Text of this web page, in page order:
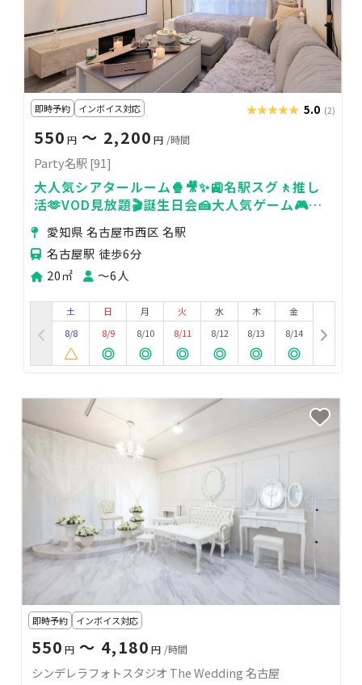
即時予約 インボイス対応 ★★★★★
★★★★★ 5.0 (2)
550 円〜 2,200 円 /時間
Party名駅 [91]
大人気シアタールーム🍿🎥✨🚉名駅スグ🚶推し
活🫶VOD見放題🎬誕生日会🍰大人気ゲーム🎮🤍
[91]愛知県 名古屋市西区 名駅
名古屋駅 徒歩6分
20㎡
〜6人
土
8/8
日
8/9
月
8/10
火
8/11
水
8/12
木
8/13
金
8/14
即時予約 インボイス対応
550 円 〜 4,180 円 /時間
シンデレラフォトスタジオ The Wedding 名古屋